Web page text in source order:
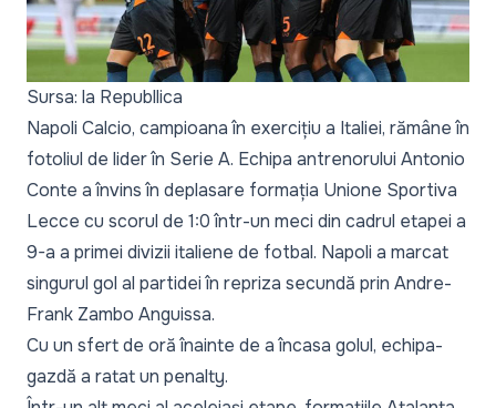
Sursa: la Republlica
Napoli Calcio, campioana în exercițiu a Italiei, rămâne în
fotoliul de lider în Serie A. Echipa antrenorului Antonio
Conte a învins în deplasare formația Unione Sportiva
Lecce cu scorul de 1:0 într-un meci din cadrul etapei a
9-a a primei divizii italiene de fotbal. Napoli a marcat
singurul gol al partidei în repriza secundă prin Andre-
Frank Zambo Anguissa.
Cu un sfert de oră înainte de a încasa golul, echipa-
gazdă a ratat un penalty.